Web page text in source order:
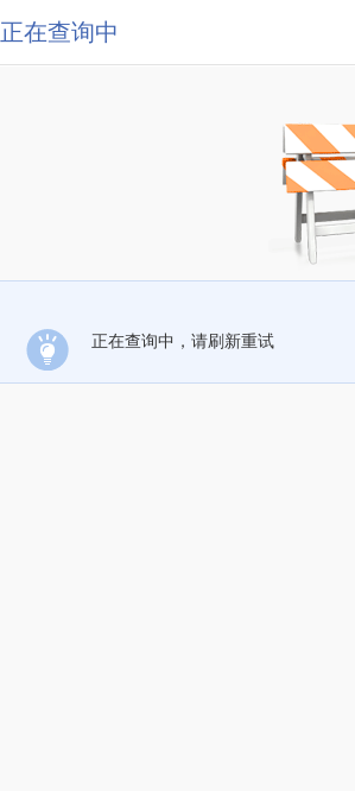
正在查询中
正在查询中，请刷新重试